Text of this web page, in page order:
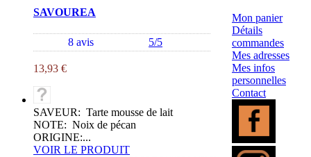
SAVOUREA
8 avis 5/5
13,93 €
SAVEUR: Tarte mousse de lait
NOTE: Noix de pécan
ORIGINE:...
VOIR LE PRODUIT
Mon panier
Détails
commandes
Mes adresses
Mes infos
personnelles
Contact